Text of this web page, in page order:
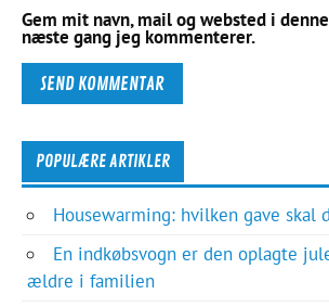
Gem mit navn, mail og websted i
næste gang jeg kommenterer.
POPULÆRE ARTIKLER
Housewarming: hvilken gave skal
En indkøbsvogn er den oplagte
ældre i familien